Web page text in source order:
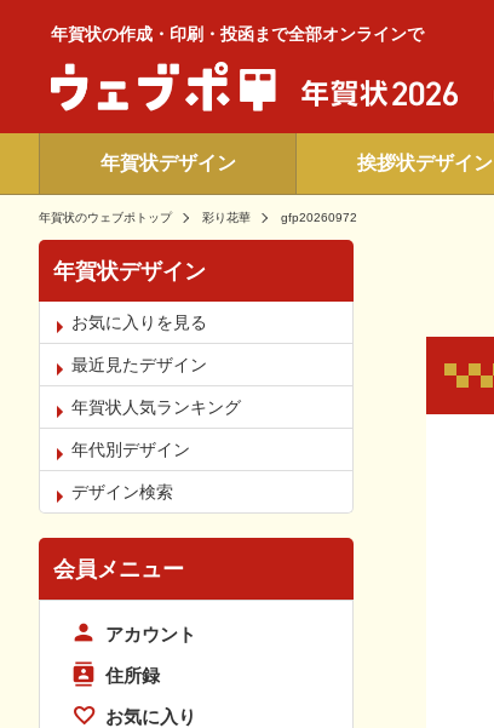
年賀状の作成・印刷・投函まで全部オンラインで
年賀状デザイン 挨拶状デザイン
年賀状のウェブポトップ 彩り花華 gfp20260972
年賀状デザイン
お気に入りを見る
最近見たデザイン
年賀状人気ランキング
年代別デザイン
デザイン検索
会員メニュー
アカウント
住所録
お気に入り